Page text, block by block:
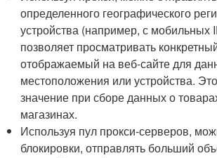
определенного географического
устройства (например, с мобильных
позволяет просматривать
отображаемый на веб-сайте для
местоположения или устройства.
значение при сборе данных о
магазинах.
Используя пул прокси-серверов,
блокировки, отправлять больший